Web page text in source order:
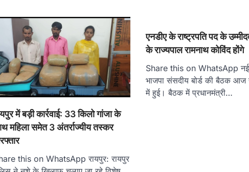
में बड़ी कार्रवाई: 33 किलो गांजा के
महिला समेत 3 अंतर्राज्यीय तस्कर
this on WhatsApp रायपुर: रायपुर
एनडीए के राष्ट्रपति पद के
के राज्यपाल रामनाथ कोविंद होंगे
Share this on WhatsApp नई
भाजपा संसदीय बोर्ड की बैठक आज
में हुई। बैठक में प्रधानमंत्री…